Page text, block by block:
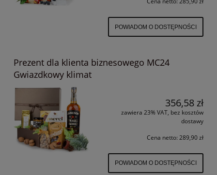
POWIADOM O DOSTĘPNOŚCI
Prezent dla klienta biznesowego MC24
Gwiazdkowy klimat
356,58 zł
zawiera 23% VAT, bez kosztów
dostawy
Cena netto: 289,90 zł
POWIADOM O DOSTĘPNOŚCI